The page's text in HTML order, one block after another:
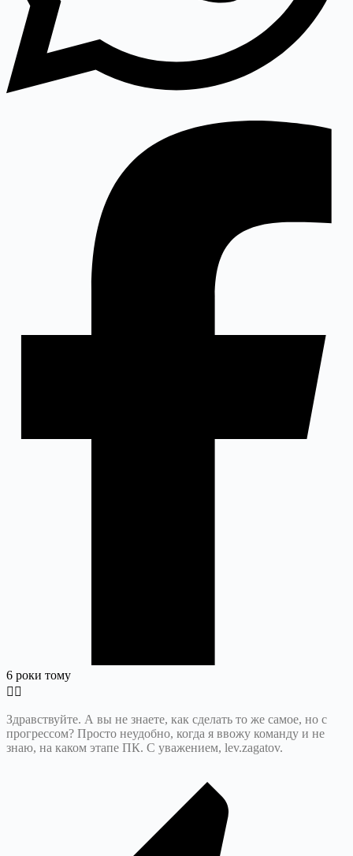
6 роки тому
Здравствуйте. А вы не знаете, как сделать то же самое, но с
прогрессом? Просто неудобно, когда я ввожу команду и не
знаю, на каком этапе ПК. С уважением, lev.zagatov.